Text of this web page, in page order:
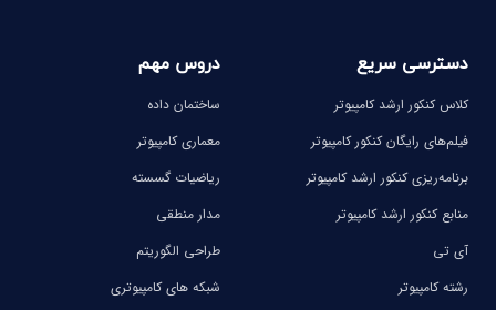
دسترسی سریع
کلاس کنکور ارشد کامپیوتر
فیلم‌های رایگان کنکور کامپیوتر
برنامه‌ریزی کنکور ارشد کامپیوتر
منابع کنکور ارشد کامپیوتر
آی تی
رشته کامپیوتر
دروس مهم
ساختمان داده
معماری کامپیوتر
ریاضیات گسسته
مدار منطقی
طراحی الگوریتم
شبکه های کامپیوتری